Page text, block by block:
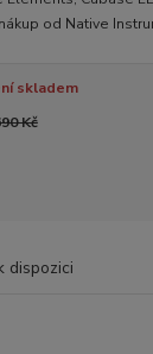
od Native
skladem
Kč
dispozici